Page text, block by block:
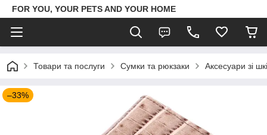
FOR YOU, YOUR PETS AND YOUR HOME
Товари та послуги Сумки та рюкзаки Аксесуари зі
–33%